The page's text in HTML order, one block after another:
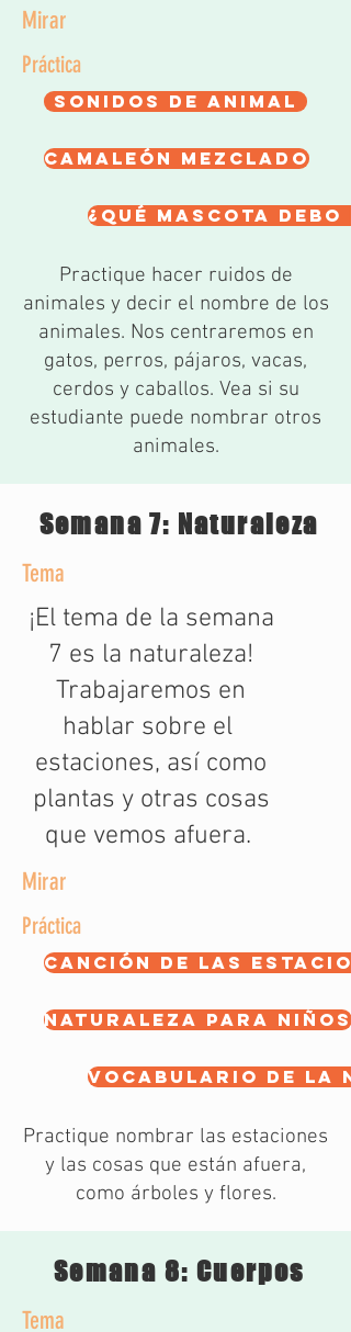
Mirar
Práctica
Sonidos de animal
camaleón mezclado
¿Qué mascota debo
Practique hacer ruidos de
animales y decir el nombre de los
animales. Nos centraremos en
gatos, perros, pájaros, vacas,
cerdos y caballos. Vea si su
estudiante puede nombrar otros
animales.
Semana 7: Naturaleza
Tema
¡El tema de la semana
7 es la naturaleza!
Trabajaremos en
hablar sobre el
estaciones, así como
plantas y otras cosas
que vemos afuera.
Mirar
Práctica
Canción de las
naturaleza para niños
vocabulario de la
Practique nombrar las estaciones
y las cosas que están afuera,
como árboles y flores.
Semana 8: Cuerpos
Tema